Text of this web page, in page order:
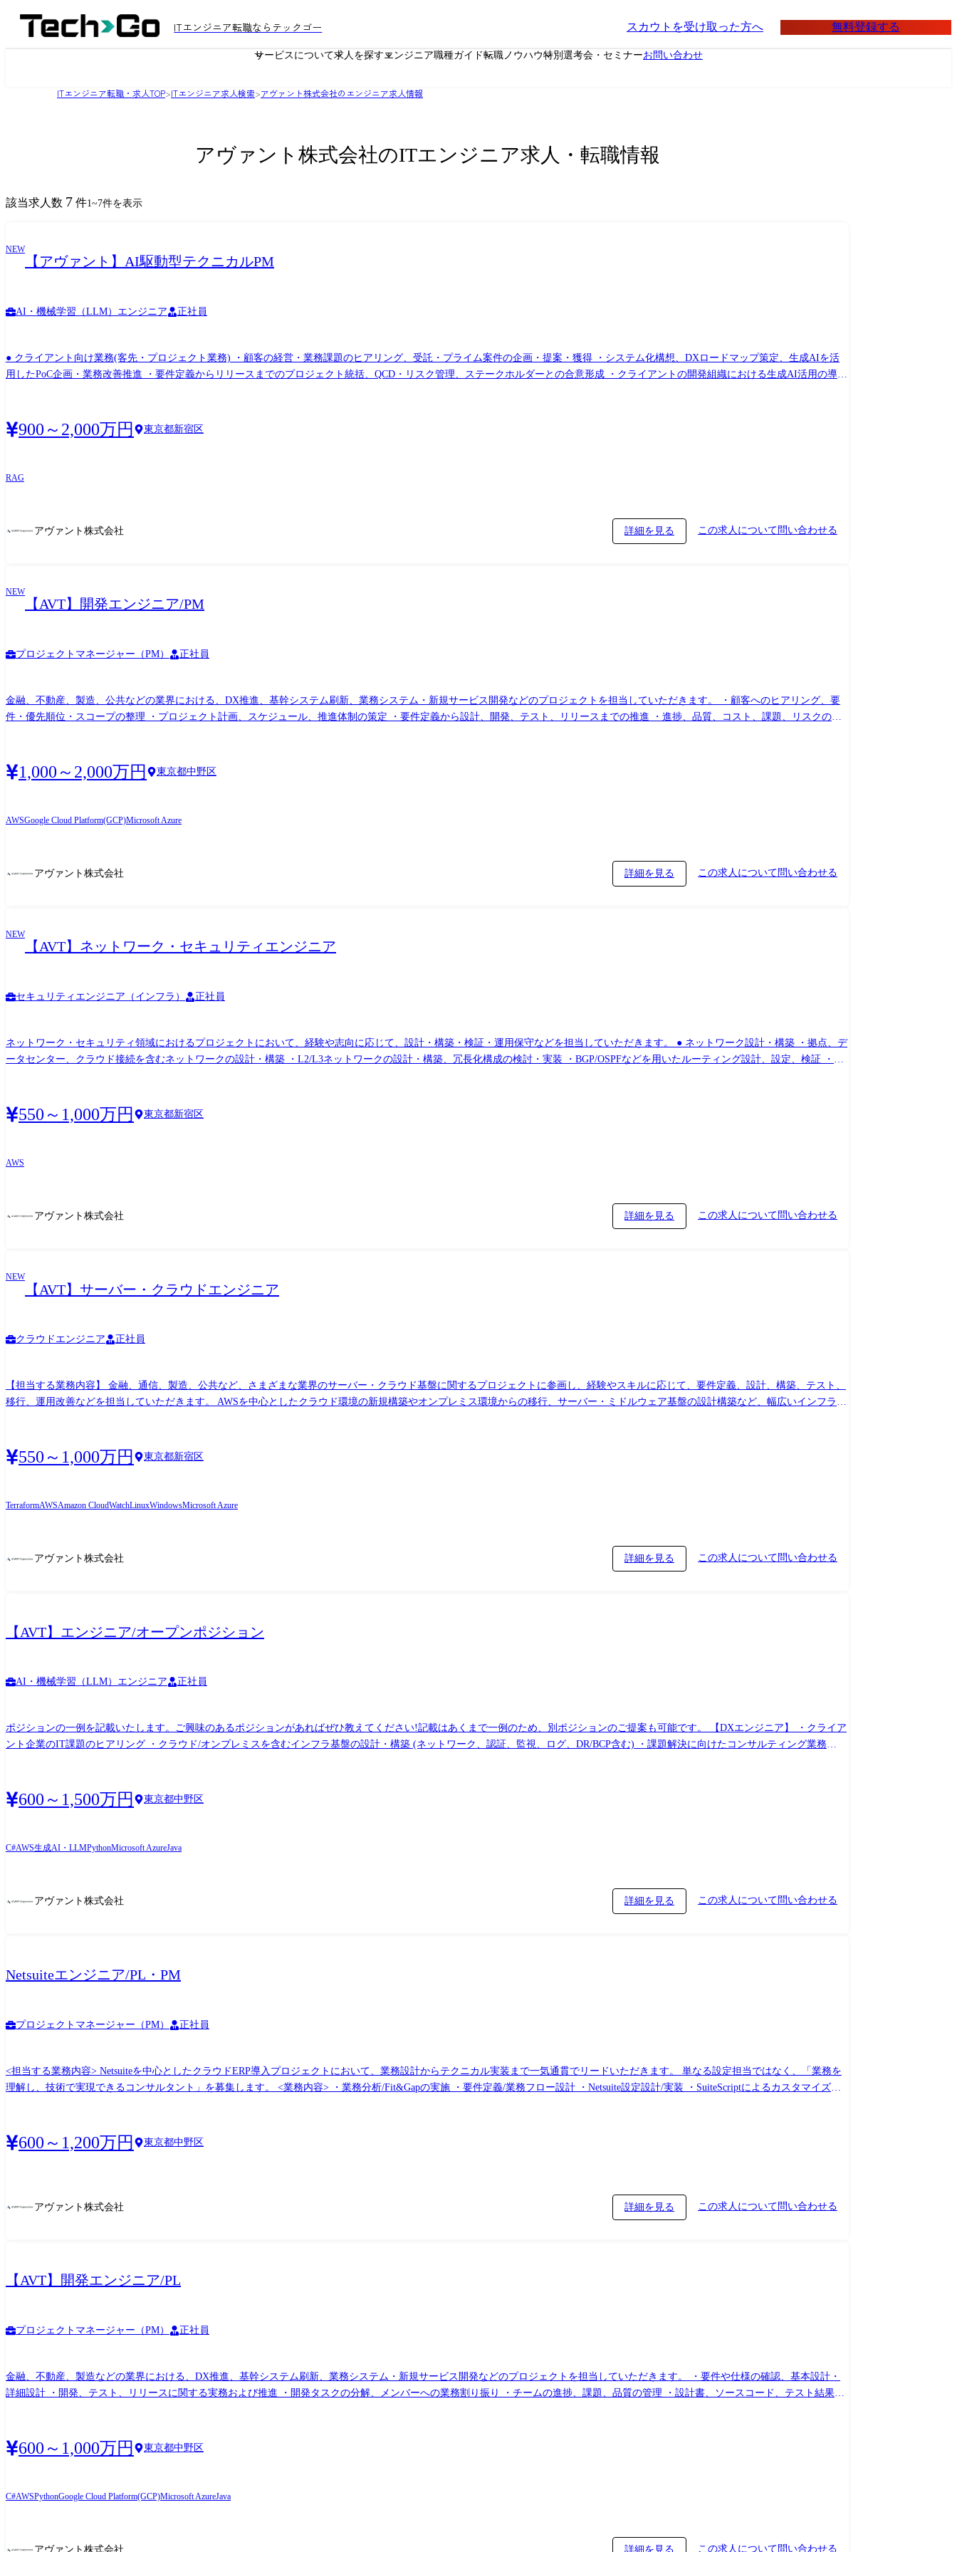
ITエンジニア転職ならテックゴー スカウトを受け取った方へ 無料登録する
サービスについて求人を探すエンジニア職種ガイド転職ノウハウ特別選考会・セミナーお問い合わせ
ITエンジニア転職・求人TOP>ITエンジニア求人検索>アヴァント株式会社のエンジニア求人情報
アヴァント株式会社のITエンジニア求人・転職情報
該当求人数 7 件1~7件を表示
NEW
【アヴァント】AI駆動型テクニカルPM
AI・機械学習（LLM）エンジニア 正社員
● クライアント向け業務(客先・プロジェクト業務) ・顧客の経営・業務課題のヒアリング、受託・プライム案件の企画・提案・獲得 ・システム化構想、DXロードマップ策定、生成AIを活
用したPoC企画・業務改善推進 ・要件定義からリリースまでのプロジェクト統括、QCD・リスク管理、ステークホルダーとの合意形成 ・クライアントの開発組織における生成AI活用の導
テム開発、および開発生産性向上のためのツール導入・標準化
900～2,000万円 東京都新宿区
RAG
アヴァント株式会社 詳細を見る この求人について問い合わせる
NEW
【AVT】開発エンジニア/PM
プロジェクトマネージャー（PM） 正社員
金融、不動産、製造、公共などの業界における、DX推進、基幹システム刷新、業務システム・新規サービス開発などのプロジェクトを担当していただきます。 ・顧客へのヒアリング、要
件・優先順位・スコープの整理 ・プロジェクト計画、スケジュール、推進体制の策定 ・要件定義から設計、開発、テスト、リリースまでの推進 ・進捗、品質、コスト、課題、リスクの管
スキルに応じて、PL、サブPM、PMなどの役割から担当いただきます。
1,000～2,000万円 東京都中野区
AWSGoogle Cloud Platform(GCP)Microsoft Azure
アヴァント株式会社 詳細を見る この求人について問い合わせる
NEW
【AVT】ネットワーク・セキュリティエンジニア
セキュリティエンジニア（インフラ） 正社員
ネットワーク・セキュリティ領域におけるプロジェクトにおいて、経験や志向に応じて、設計・構築・検証・運用保守などを担当していただきます。 ● ネットワーク設計・構築 ・拠点、デ
ータセンター、クラウド接続を含むネットワークの設計・構築 ・L2/L3ネットワークの設計・構築、冗長化構成の検討・実装 ・BGP/OSPFなどを用いたルーティング設計、設定、検証 ・
IDS/IPS、EDRなどのセキュリティ製品の設計・構築 ・アクセス制御、ネットワーク分離、認証設定などの実装 ・脆弱性対応、パッチ適用、ログ確認などの運用対応 ・セキュリティ製品導
入時の設定、テスト、移行、手順書作成 ・導入後の運用課題の整理および設定・運用方法の改善 入社後は、これまでの経験やスキルに応じた工程・役割から担当していただきます。 設
ポジションで参画いただきます。 将来的には、要件定義やアーキテクチャ検討、より大規模なプロジェクトのリードなどへ担当領域を広げることも可能です。
550～1,000万円 東京都新宿区
AWS
アヴァント株式会社 詳細を見る この求人について問い合わせる
NEW
【AVT】サーバー・クラウドエンジニア
クラウドエンジニア 正社員
【担当する業務内容】 金融、通信、製造、公共など、さまざまな業界のサーバー・クラウド基盤に関するプロジェクトに参画し、経験やスキルに応じて、要件定義、設計、構築、テスト、
移行、運用改善などを担当していただきます。 AWSを中心としたクラウド環境の新規構築やオンプレミス環境からの移行、サーバー・ミドルウェア基盤の設計構築など、幅広いインフラプ
性能、可用性、バックアップ、セキュリティを考慮した非機能設計 ・基本設計書、詳細設計書、構築手順書、試験仕様書などの作成 ● クラウド移行・更改対応 ・オンプレミス環境からク
ラウド環境への移行 ・サーバー、OS、ミドルウェアの更改・バージョンアップ ・移行手順、切替手順、テスト計画、ロールバック手順の作成 ・移行リハーサル、本番切替、稼働確認 ・移
ップ、障害対応、インシデント対応に関する運用設計 ・運用手順書、障害対応手順書などのドキュメント作成 ・既存環境の運用課題の整理および改善 ・Terraform、CloudFormationなどを
案資料、顧客向け報告資料の作成 入社後は、これまでの経験やスキルに応じた工程・役割から担当していただきます。 設計・構築経験を活かして実務を担っていただくほか、PL・PMなど
のリーダー経験をお持ちの方には、プロジェクトの進行管理やメンバー管理、顧客・関係者との調整など、経験に応じたポジションで参画いただきます。 将来的には、要件定義やアーキテ
550～1,000万円 東京都新宿区
TerraformAWSAmazon CloudWatchLinuxWindowsMicrosoft Azure
アヴァント株式会社 詳細を見る この求人について問い合わせる
【AVT】エンジニア/オープンポジション
AI・機械学習（LLM）エンジニア 正社員
ポジションの一例を記載いたします。ご興味のあるポジションがあればぜひ教えてください!記載はあくまで一例のため、別ポジションのご提案も可能です。 【DXエンジニア】 ・クライア
ント企業のIT課題のヒアリング ・クラウド/オンプレミスを含むインフラ基盤の設計・構築 (ネットワーク、認証、監視、ログ、DR/BCP含む) ・課題解決に向けたコンサルティング業務
ERP導入・運用】 ・Netsuiteを中心としたクラウドERP導入プロジェクト ・要件定義/業務フロー設計 ・Netsuite設定設計/実装 【AWSクラウドエンジニア】 ※東京・大阪で募集中! ・AWSを
中心としたクラウド基盤プロジェクトの全体をマネジメント ・顧客との要件や優先順位調整、ヒアリング ・ベンダーコントロール、チームマネジメント
600～1,500万円 東京都中野区
C#AWS生成AI・LLMPythonMicrosoft AzureJava
アヴァント株式会社 詳細を見る この求人について問い合わせる
Netsuiteエンジニア/PL・PM
プロジェクトマネージャー（PM） 正社員
<担当する業務内容> Netsuiteを中心としたクラウドERP導入プロジェクトにおいて、業務設計からテクニカル実装まで一気通貫でリードいただきます。 単なる設定担当ではなく、「業務を
理解し、技術で実現できるコンサルタント」を募集します。 <業務内容> ・業務分析/Fit&Gapの実施 ・要件定義/業務フロー設計 ・Netsuite設定設計/実装 ・SuiteScriptによるカスタマイズ開
600～1,200万円 東京都中野区
アヴァント株式会社 詳細を見る この求人について問い合わせる
【AVT】開発エンジニア/PL
プロジェクトマネージャー（PM） 正社員
金融、不動産、製造などの業界における、DX推進、基幹システム刷新、業務システム・新規サービス開発などのプロジェクトを担当していただきます。 ・要件や仕様の確認、基本設計・
詳細設計 ・開発、テスト、リリースに関する実務および推進 ・開発タスクの分解、メンバーへの業務割り振り ・チームの進捗、課題、品質の管理 ・設計書、ソースコード、テスト結果な
担当いただきます。
600～1,000万円 東京都中野区
C#AWSPythonGoogle Cloud Platform(GCP)Microsoft AzureJava
アヴァント株式会社 詳細を見る この求人について問い合わせる